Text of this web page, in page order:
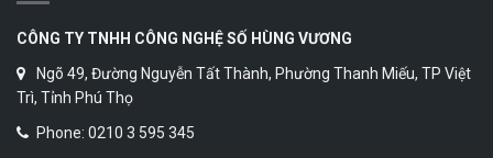
CÔNG TY TNHH CÔNG NGHỆ SỐ HÙNG VƯƠNG
Ngõ 49, Đường Nguyễn Tất Thành, Phường Thanh Miếu, TP Việt
Trì, Tỉnh Phú Thọ
Phone: 0210 3 595 345